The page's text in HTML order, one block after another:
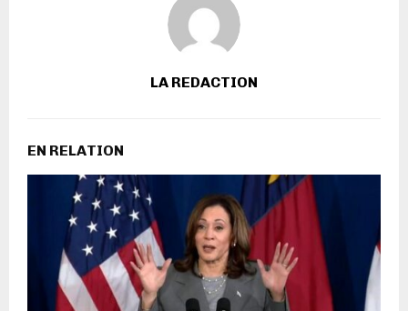
LA REDACTION
EN RELATION